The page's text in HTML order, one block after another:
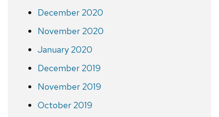
December 2020
November 2020
January 2020
December 2019
November 2019
October 2019